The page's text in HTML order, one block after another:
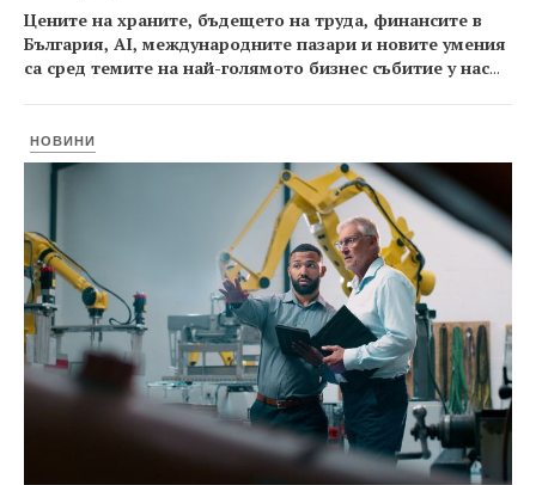
Цените на храните, бъдещето на труда, финансите в
България, AI, международните пазари и новите умения
са сред темите на най-голямото бизнес събитие у нас...
НОВИНИ